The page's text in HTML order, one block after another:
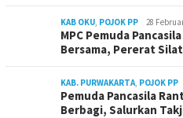
KAB OKU POJOK PP 28
MPC Pemuda
Bersama, Pererat
KAB. PURWAKARTA POJOK PP
Pemuda Pancasila
Berbagi, Salurkan